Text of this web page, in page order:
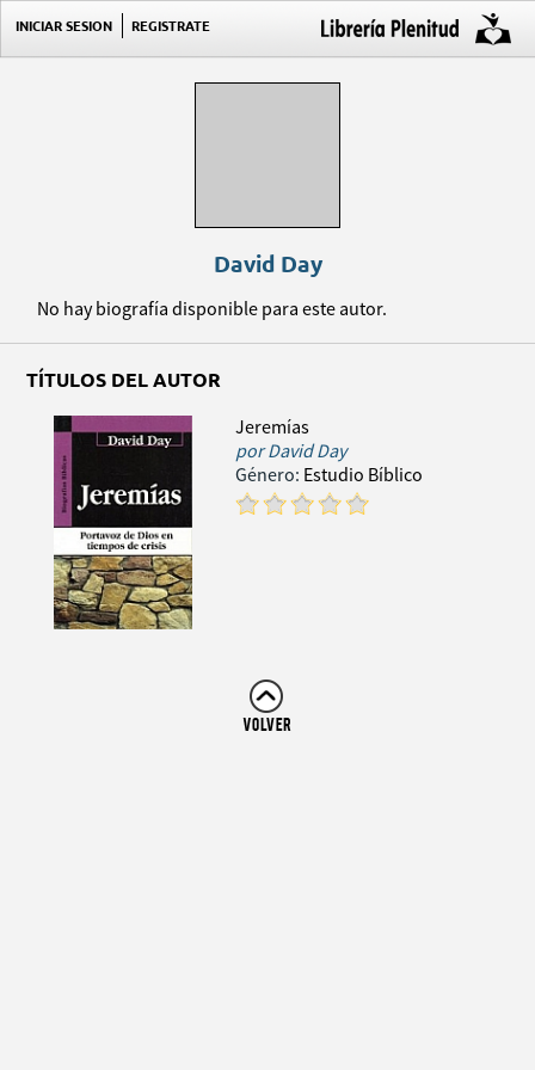
INICIAR SESION REGISTRATE
David Day
No hay biografía disponible para este autor.
TÍTULOS DEL AUTOR
Jeremías
porDavid Day
Género: Estudio Bíblico